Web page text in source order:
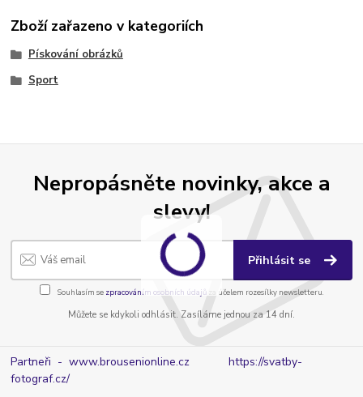
Zboží zařazeno v kategoriích
Pískování obrázků
Sport
Nepropásněte novinky, akce a
slevy!
Přihlásit se
Souhlasím se zpracováním osobních údajůza účelem rozesílky newsletteru.
Můžete se kdykoli odhlásit. Zasíláme jednou za 14 dní.
Partneři - www.brousenionline.czhttps://svatby-
fotograf.cz/